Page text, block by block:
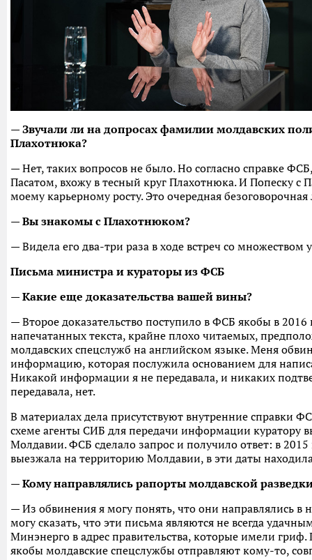
— Звучали ли на допросах фамилии молдавских
Плахотнюка?
— Нет, таких вопросов не было. Но согласно справке
Пасатом, вхожу в тесный круг Плахотнюка. И Попеску с
моему карьерному росту. Это очередная
— Вы знакомы с Плахотнюком?
— Видела его два-три раза в ходе встреч со множеством
Письма министра и кураторы из ФСБ
— Какие еще доказательства вашей вины?
— Второе доказательство поступило в ФСБ якобы в 2016
напечатанных текста, крайне плохо читаемых,
молдавских спецслужб на английском языке. Меня
информацию, которая послужила основанием для
Никакой информации я не передавала, и никаких
передавала, нет.
В материалах дела присутствуют внутренние справки
схеме агенты СИБ для передачи информации куратору
Молдавии. ФСБ сделало запрос и получило ответ: в 2015
выезжала на территорию Молдавии, в эти даты
— Кому направлялись рапорты молдавской
— Из обвинения я могу понять, что они направлялись
могу сказать, что эти письма являются не всегда
Минэнерго в адрес правительства, которые имели гриф.
якобы молдавские спецслужбы отправляют кому-то,